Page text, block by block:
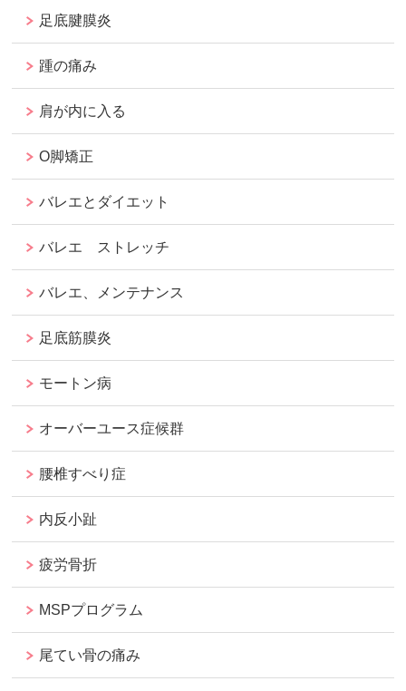
足底腱膜炎
踵の痛み
肩が内に入る
O脚矯正
バレエとダイエット
バレエ ストレッチ
バレエ、メンテナンス
足底筋膜炎
モートン病
オーバーユース症候群
腰椎すべり症
内反小趾
疲労骨折
MSPプログラム
尾てい骨の痛み